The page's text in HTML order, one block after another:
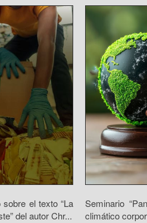
el texto “La
del autor Chr...
Seminario
climático